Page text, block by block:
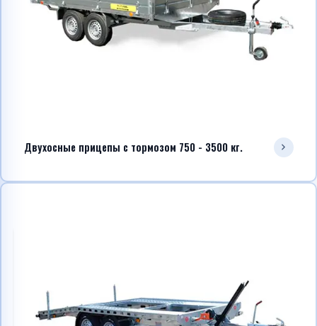
Двухосные прицепы с тормозом 750 - 3500 кг.